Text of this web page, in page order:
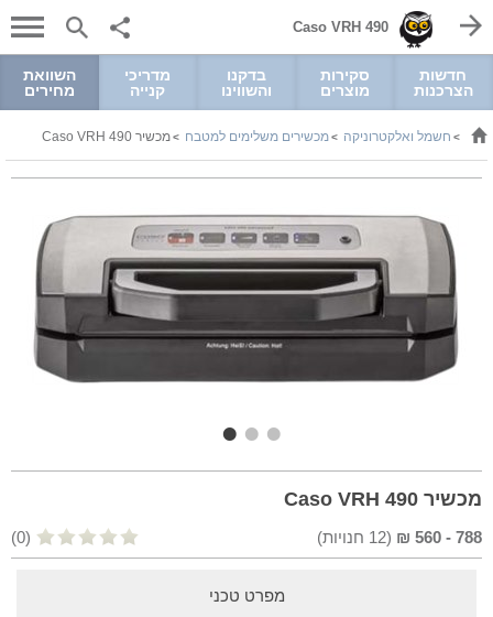
Caso VRH 490
חדשות
הצרכנות
סקירות
מוצרים
בדקנו
והשווינו
מדריכי
קנייה
השוואת
מחירים
> חשמל ואלקטרוניקה >מכשירים משלימים למטבח >מכשיר Caso VRH 490
מכשיר Caso VRH 490
788
-
560
₪
(
12 חנויות) (0)
מפרט טכני